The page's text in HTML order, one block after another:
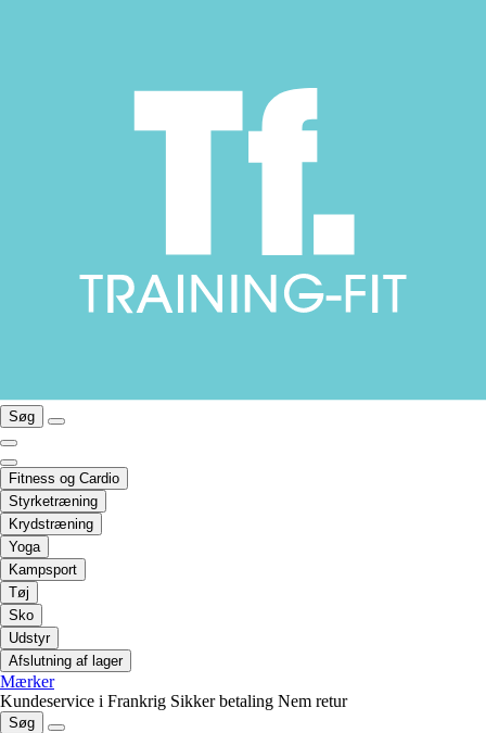
Søg
Fitness og Cardio
Styrketræning
Krydstræning
Yoga
Kampsport
Tøj
Sko
Udstyr
Afslutning af lager
Mærker
Kundeservice i Frankrig Sikker betaling Nem retur
Søg